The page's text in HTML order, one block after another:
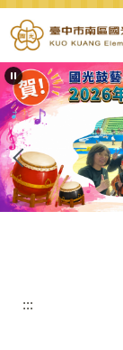
跳
到
主
要
內
容
區
:::